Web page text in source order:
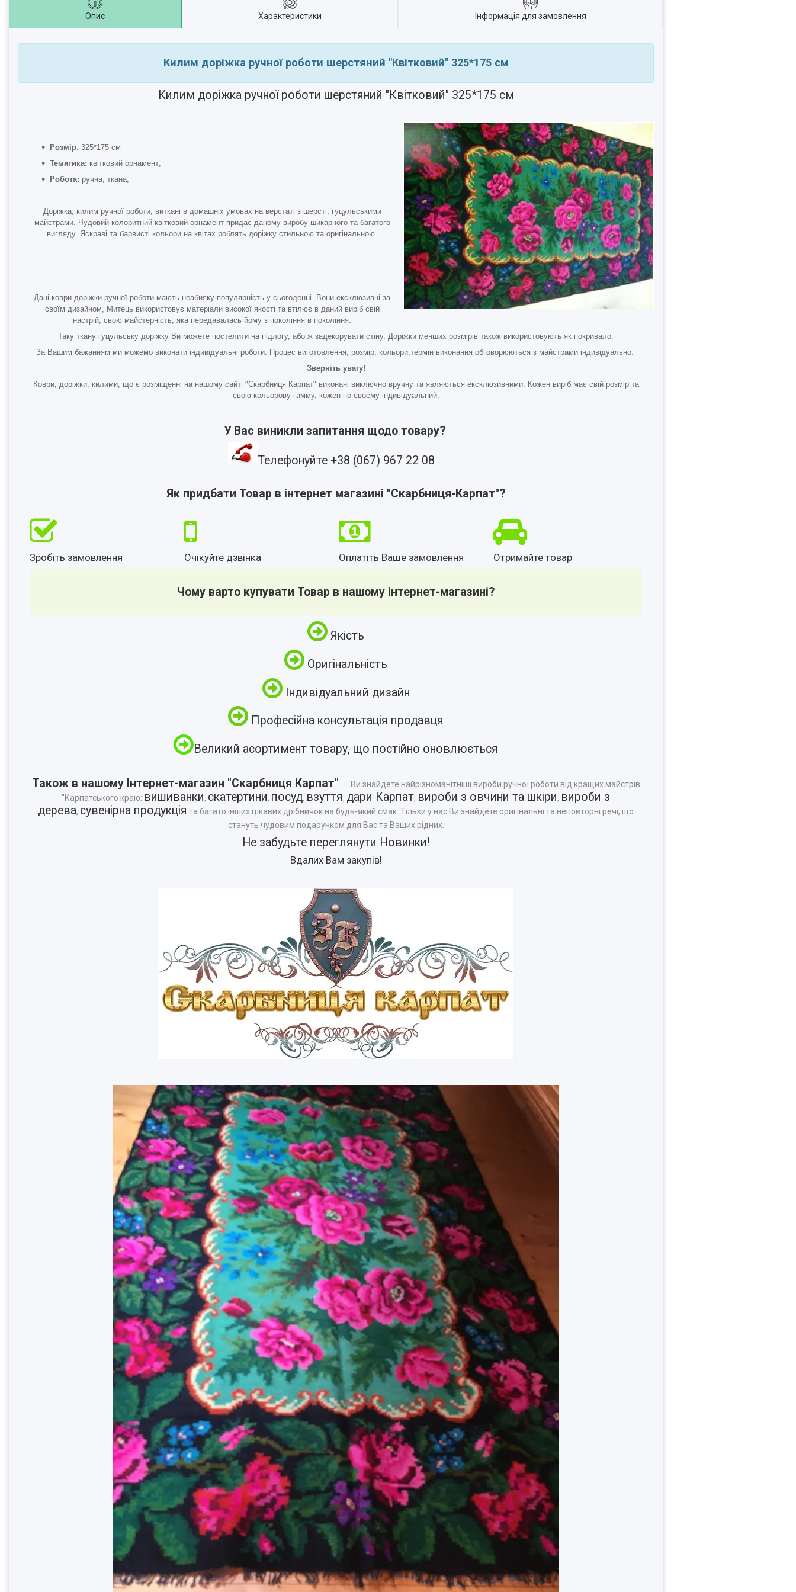
Опис Характеристики Інформація для замовлення
Килим доріжка ручної роботи шерстяний "Квітковий" 325*175 см
Килим доріжка ручної роботи шерстяний "Квітковий" 325*175 см
Розмір: 325*175 см
Тематика: квітковий орнамент;
Робота: ручна, ткана;
Доріжка, килим ручної роботи, виткані в домашніх умовах на верстаті з шерсті, гуцульськими
майстрами. Чудовий колоритний квітковий орнамент придає даному виробу шикарного та багатого
вигляду. Яскраві та барвисті кольори на квітах роблять доріжку стильною та оригінальною.
Дані коври доріжки ручної роботи мають неабияку популярність у сьогоденні. Вони ексклюзивні за
своїм дизайном, Митець використовує матеріали високої якості та втілює в даний виріб свій
настрій, свою майстерність, яка передавалась йому з покоління в покоління.
Таку ткану гуцульську доріжку Ви можете постелити на підлогу, або ж задекорувати стіну. Доріжки менших розмірів також використовують як покривало.
За Вашим бажанням ми можемо виконати індивідуальні роботи. Процес виготовлення, розмір, кольори,термін виконання обговорюються з майстрами індивідуально.
Зверніть увагу!
Коври, доріжки, килими, що є розміщенні на нашому сайті "Скарбниця Карпат" виконані виключно вручну та являються ексклюзивними. Кожен виріб має свій розмір та
свою кольорову гамму, кожен по своєму індивідуальний.
У Вас виникли запитання щодо товару?
Телефонуйте +38 (067) 967 22 08
Як придбати Товар в інтернет магазині "Скарбниця-Карпат"?
Зробіть замовлення Очікуйте дзвінка Оплатіть Ваше замовлення Отримайте товар
Чому варто купувати Товар в нашому інтернет-магазині?
Якість
Оригінальність
Індивідуальний дизайн
Професійна консультація продавця
Великий асортимент товару, що постійно оновлюється
Також в нашому Інтернет-магазин "Скарбниця Карпат" ― Ви знайдете найрізноманітніші вироби ручної роботи від кращих майстрів
"Карпатського краю: вишиванки, скатертини, посуд, взуття, дари Карпат, вироби з овчини та шкіри, вироби з
дерева, сувенірна продукція та багато інших цікавих дрібничок на будь-який смак. Тільки у нас Ви знайдете оригінальні та неповторні речі, що
стануть чудовим подарунком для Вас та Ваших рідних.
Не забудьте переглянути Новинки!
Вдалих Вам закупів!